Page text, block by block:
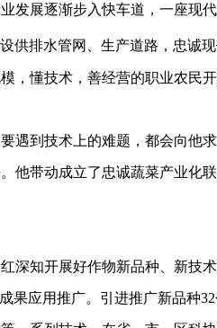
发展逐渐步入快车道，一座现
设供排水管网、生产道路，忠诚
，懂技术，善经营的职业农民
遇到技术上的难题，都会向他
他带动成立了忠诚蔬菜产业化
深知开展好作物新品种、新技
果应用推广。引进推广新品种